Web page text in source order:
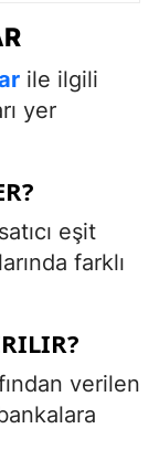
ile ilgili
yer
eşit
farklı
verilen